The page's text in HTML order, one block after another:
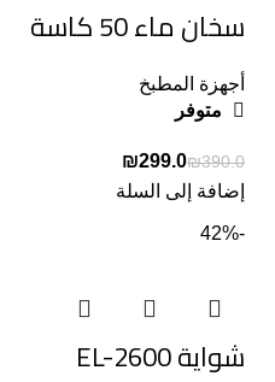
سخان ماء 50 كاسة
أجهزة المطبخ
متوفر
₪390.0
₪299.0
إضافة إلى السلة
-42%
شواية EL-2600